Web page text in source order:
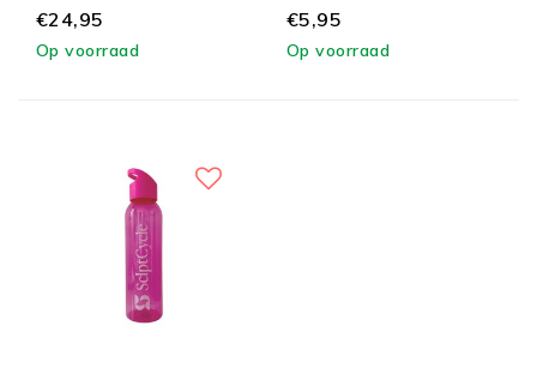
€24,95
Op voorraad
€5,95
Op voorraad